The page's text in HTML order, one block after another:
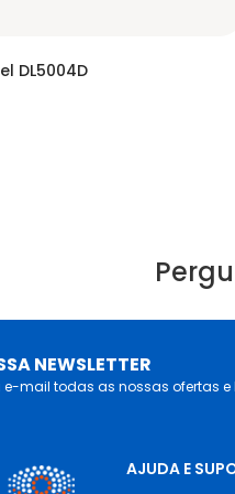
DL5004D
NEWSLETTER
e-mail todas as nossas ofertas
AJUDA E